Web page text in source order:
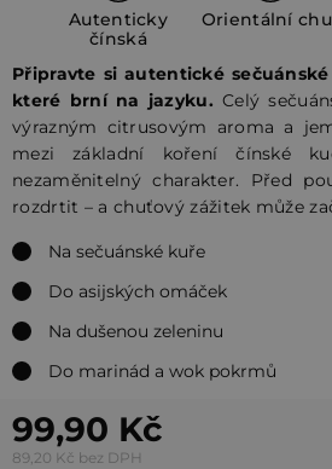
Autenticky
čínská
Orientální
Připravte si autentické
které brní na jazyku. Celý
výrazným citrusovým aroma a
mezi základní koření čínské
nezaměnitelný charakter. Před
rozdrtit – a chuťový zážitek může
Na sečuánské kuře
Do asijských omáček
Na dušenou zeleninu
Do marinád a wok pokrmů
99,90 Kč
89,20 Kč bez DPH